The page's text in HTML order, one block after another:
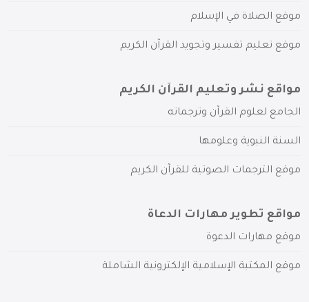
موقع الصلاة في الإسلام
موقع تعليم تفسير وتجويد القرآن الكريم
مواقع نشر وتعليم القرآن الكريم
الجامع لعلوم القرآن وترجماته
السنة النبوية وعلومها
موقع الترجمات الصوتية للقرآن الكريم
مواقع تطوير مهارات الدعاة
موقع مهارات الدعوة
موقع المكتبة الإسلامية الإلكترونية الشاملة